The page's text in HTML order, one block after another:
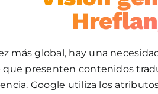
más global, hay una
presenten contenidos
Google utiliza los atributos